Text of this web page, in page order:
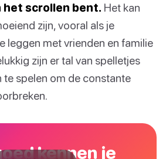
het scrollen bent. Het kan
zijn, vooral als je
leggen met vrienden en familie
zijn er tal van spelletjes
spelen om de constante
kennen je